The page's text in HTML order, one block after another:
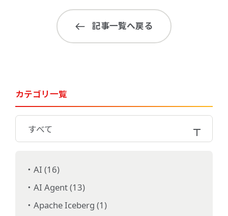
記事一覧へ戻る
カテゴリ一覧
すべて
AI (16)
AI Agent (13)
Apache Iceberg (1)